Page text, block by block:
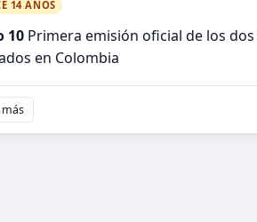
14 AÑOS
10 Primera emisión oficial de los
en Colombia
más